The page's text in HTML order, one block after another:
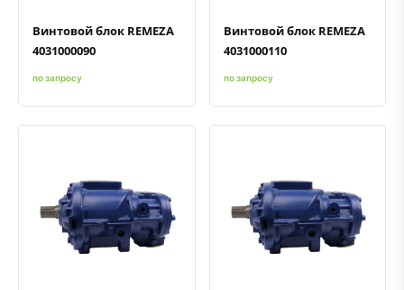
Винтовой блок REMEZA
4031000090
по запросу
Винтовой блок REMEZA
4031000110
по запросу
Быстрый просмотрДобавить к сравнению
Добавить в избранное Быстрый просмотрДобавить к сравнению
Добавить в избранное